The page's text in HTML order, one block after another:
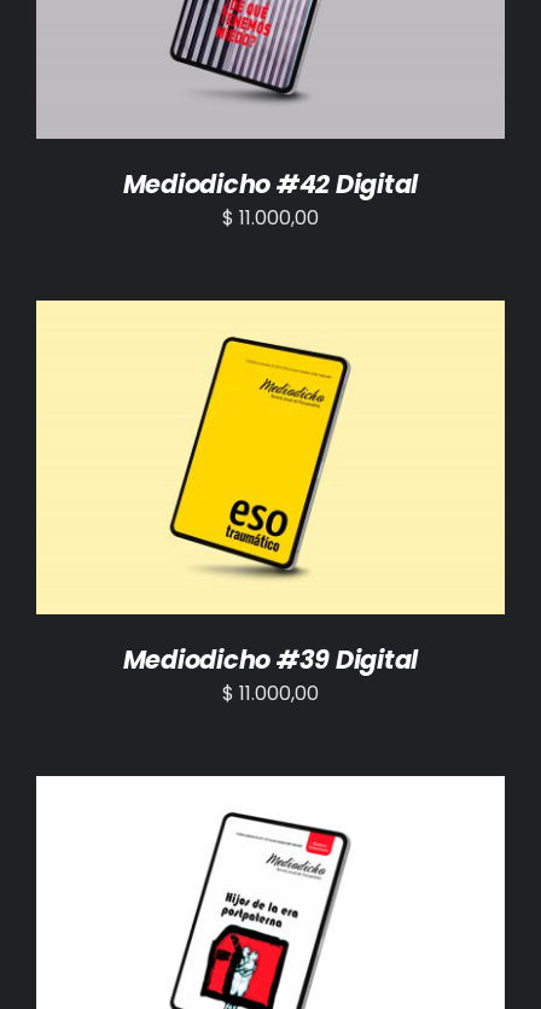
Mediodicho #42 Digital
$ 11.000,00
AÑADIR AL CARRITO /
Mediodicho #39 Digital
$ 11.000,00
AÑADIR AL CARRITO /